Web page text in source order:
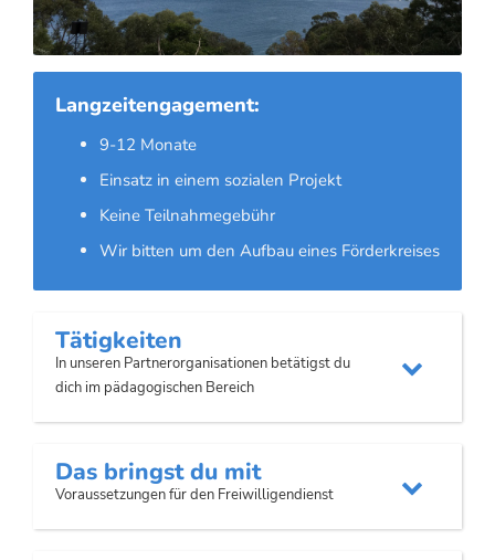
Langzeitengagement:
9-12 Monate
Einsatz in einem sozialen Projekt
Keine Teilnahmegebühr
Wir bitten um den Aufbau eines Förderkreises
Tätigkeiten
In unseren Partnerorganisationen betätigst du
dich im pädagogischen Bereich

Das bringst du mit
Voraussetzungen für den Freiwilligendienst 